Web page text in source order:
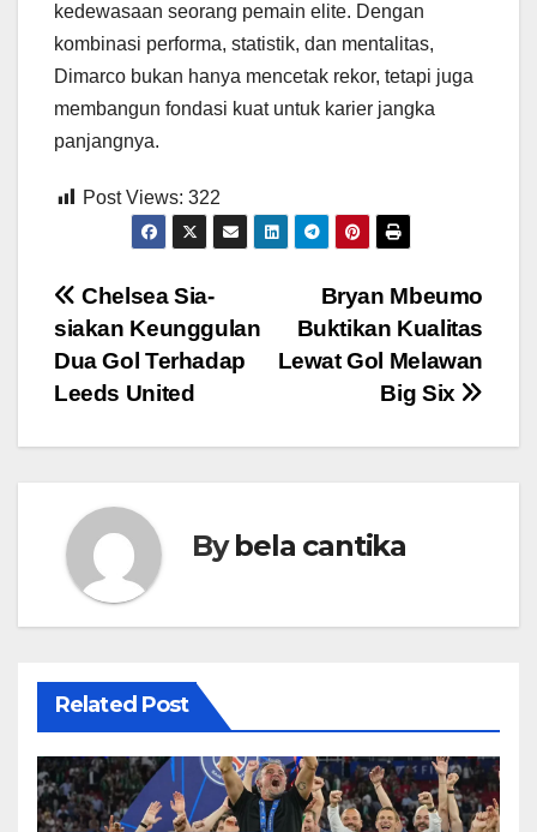
kedewasaan seorang pemain elite. Dengan
kombinasi performa, statistik, dan mentalitas,
Dimarco bukan hanya mencetak rekor, tetapi juga
membangun fondasi kuat untuk karier jangka
panjangnya.
Post Views: 322
Post
navigation
Bryan Mbeumo
Buktikan Kualitas
Lewat Gol Melawan
Big Six
Chelsea Sia-
siakan Keunggulan
Dua Gol Terhadap
Leeds United
Bybela cantika
Related Post